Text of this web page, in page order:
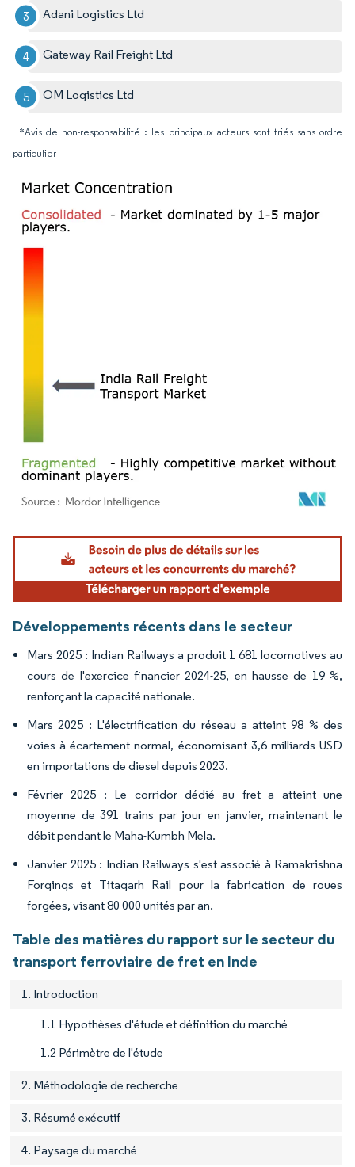
Adani Logistics Ltd
Gateway Rail Freight Ltd
OM Logistics Ltd
*Avis de non-responsabilité : les principaux acteurs sont triés sans ordre
particulier
Image © Mordor Intelligence. La réutilisation nécessite une attribution sous CC BY
Développements récents dans le secteur
Mars 2025 : Indian Railways a produit 1 681 locomotives au
cours de l'exercice financier 2024-25, en hausse de 19 %,
renforçant la capacité nationale.
Mars 2025 : L'électrification du réseau a atteint 98 % des
voies à écartement normal, économisant 3,6 milliards USD
en importations de diesel depuis 2023.
Février 2025 : Le corridor dédié au fret a atteint une
moyenne de 391 trains par jour en janvier, maintenant le
débit pendant le Maha-Kumbh Mela.
Janvier 2025 : Indian Railways s'est associé à Ramakrishna
Forgings et Titagarh Rail pour la fabrication de roues
forgées, visant 80 000 unités par an.
Table des matières du rapport sur le secteur du
transport ferroviaire de fret en Inde
1. Introduction
1.1 Hypothèses d'étude et définition du marché
1.2 Périmètre de l'étude
2. Méthodologie de recherche
3. Résumé exécutif
4. Paysage du marché